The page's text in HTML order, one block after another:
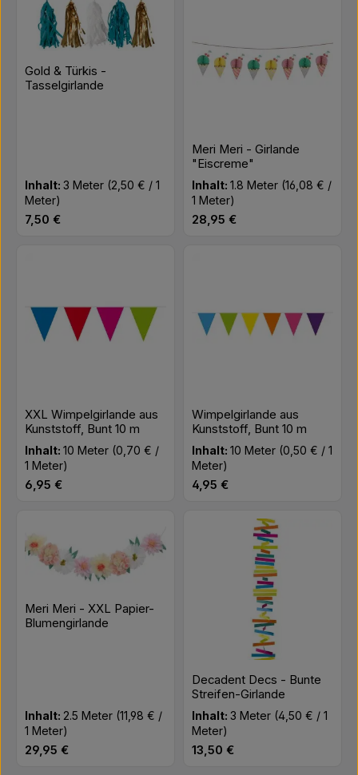
Gold & Türkis -
Tasselgirlande
Inhalt:3 Meter (2,50 € / 1
Meter)
Regulärer Preis:
7,50 €
Meri Meri - Girlande
"Eiscreme"
Inhalt:1.8 Meter (16,08 € /
1 Meter)
Regulärer Preis:
28,95 €
XXL Wimpelgirlande aus
Kunststoff, Bunt 10 m
Inhalt:10 Meter (0,70 € /
1 Meter)
Regulärer Preis:
6,95 €
Wimpelgirlande aus
Kunststoff, Bunt 10 m
Inhalt:10 Meter (0,50 € / 1
Meter)
Regulärer Preis:
4,95 €
Meri Meri - XXL Papier-
Blumengirlande
Inhalt: 2.5 Meter (11,98 € /
1 Meter)
Regulärer Preis:
29,95 €
Decadent Decs - Bunte
Streifen-Girlande
Inhalt:3 Meter (4,50 € / 1
Meter)
Regulärer Preis:
13,50 €